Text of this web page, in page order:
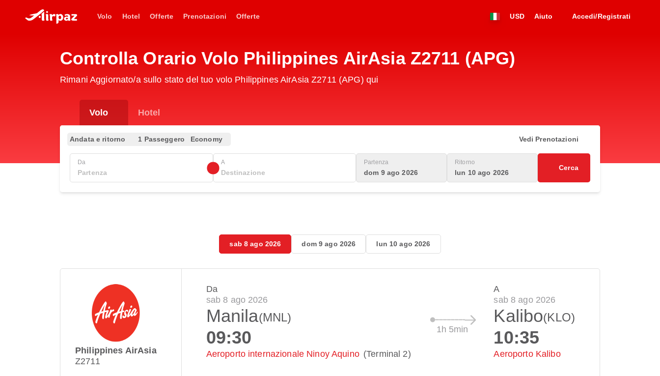
Volo Hotel Offerte Prenotazioni Offerte USD Aiuto Accedi/Registrati
Controlla Orario Volo Philippines AirAsia Z2711 (APG)
Rimani Aggiornato/a sullo stato del tuo volo Philippines AirAsia Z2711 (APG) qui
Volo Hotel
Andata e ritorno 1 Passeggero Economy Vedi Prenotazioni
Da A Partenza
dom 9 ago 2026
Ritorno
lun 10 ago 2026
Cerca
sab 8 ago 2026 dom 9 ago 2026 lun 10 ago 2026
Philippines AirAsia
Z2711
Da
sab 8 ago 2026
Manila(MNL)
09:30
Aeroporto internazionale Ninoy Aquino (Terminal 2)
1h 5min
A
sab 8 ago 2026
Kalibo(KLO)
10:35
Aeroporto Kalibo